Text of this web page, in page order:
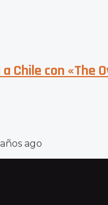
Chile con «The
ago